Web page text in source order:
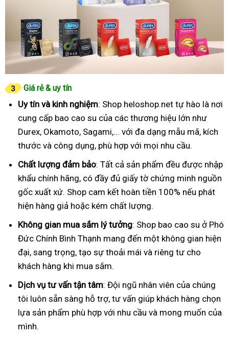
Giá rẻ & uy tín
Uy tín và kinh nghiệm: Shop heloshop.net tự hào là nơi
cung cấp bao cao su của các thương hiệu lớn như
Durex, Okamoto, Sagami,... với đa dạng mẫu mã, kích
thước và công dụng, phù hợp với mọi nhu cầu.
Chất lượng đảm bảo: Tất cả sản phẩm đều được nhập
khẩu chính hãng, có đầy đủ giấy tờ chứng minh nguồn
gốc xuất xứ. Shop cam kết hoàn tiền 100% nếu phát
hiện hàng giả hoặc kém chất lượng.
Không gian mua sắm lý tưởng: Shop bao cao su ở Phó
Đức Chính Bình Thạnh mang đến một không gian hiện
đại, sang trọng, tạo sự thoải mái và riêng tư cho
khách hàng khi mua sắm.
Dịch vụ tư vấn tận tâm: Đội ngũ nhân viên của chúng
tôi luôn sẵn sàng hỗ trợ, tư vấn giúp khách hàng chọn
lựa sản phẩm phù hợp với nhu cầu và mong muốn của
mình.